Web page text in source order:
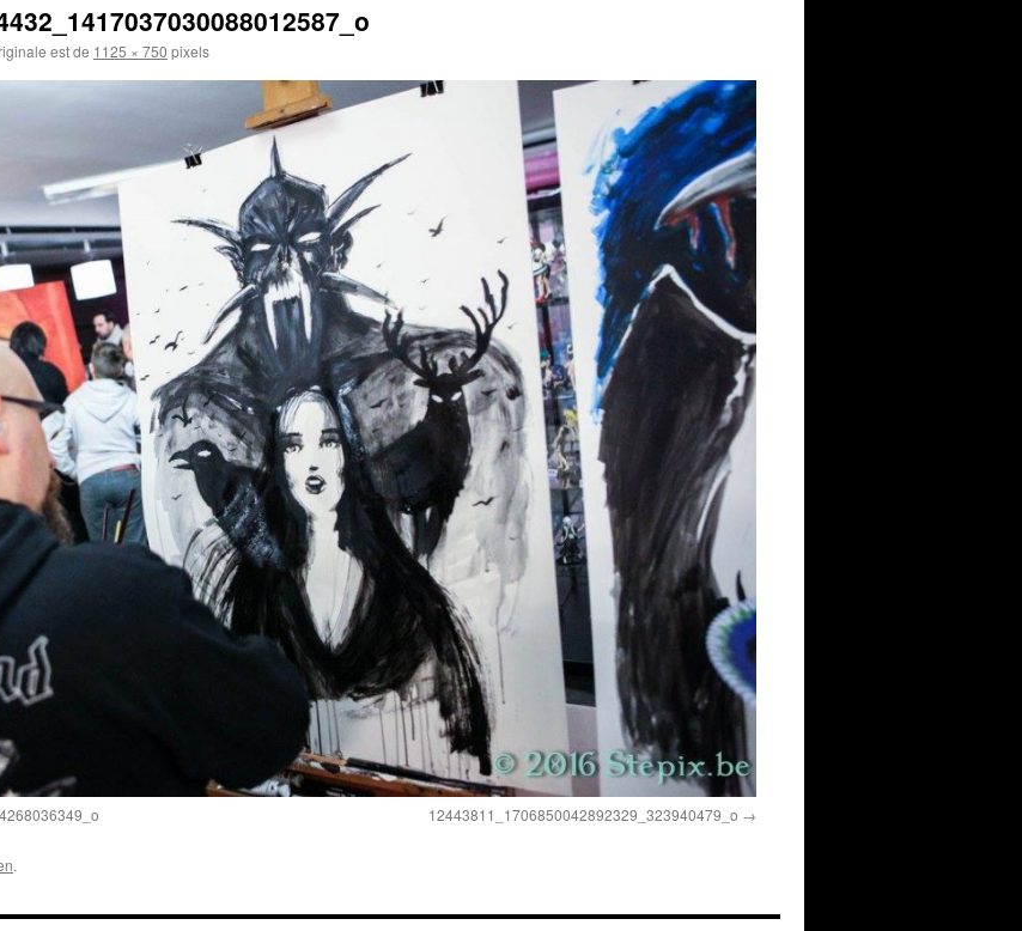
est de 1125 × 750 pixels
12443811_1706850042892329_323940479_o
.